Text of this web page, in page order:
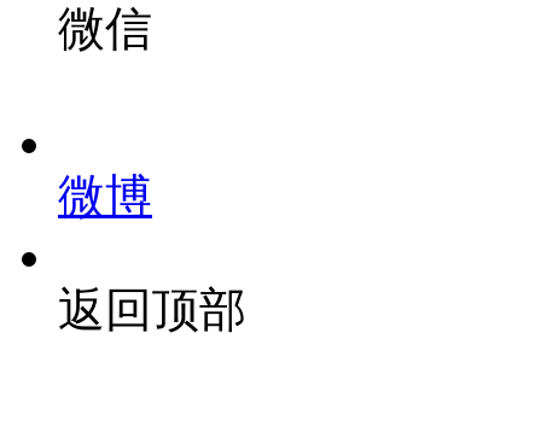
微信
微博
返回顶部